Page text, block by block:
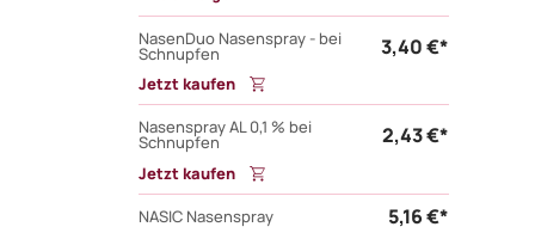
NasenDuo Nasenspray - bei
Schnupfen 3,40 €*
Jetzt kaufen
Nasenspray AL 0,1 % bei
Schnupfen 2,43 €*
Jetzt kaufen
NASIC Nasenspray
5,16 €*